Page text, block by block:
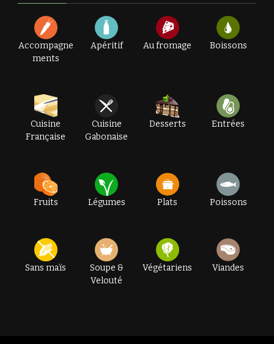
Accompagne
ments
Apéritif Au fromage Boissons
Cuisine
Française
Cuisine
Gabonaise
Desserts Entrées
Fruits Légumes Plats Poissons
Sans maïs
Soupe &
Velouté
Végétariens Viandes